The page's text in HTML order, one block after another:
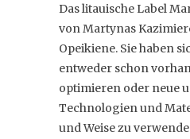
Das litauische Label
von Martynas
Opeikiene. Sie haben
entweder schon
optimieren oder neue
Technologien und
und Weise zu